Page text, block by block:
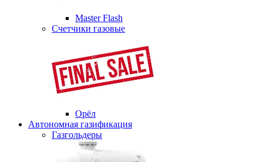
Master Flash
Счетчики газовые
Орёл
Автономная газификация
Газгольдеры